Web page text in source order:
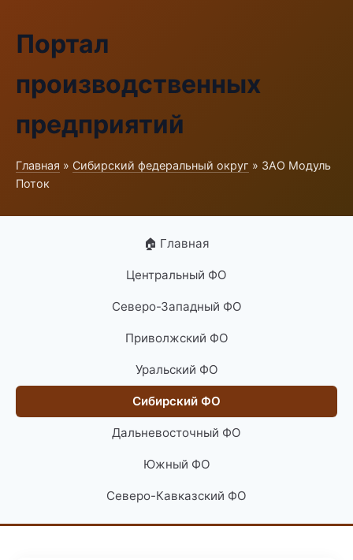
Портал
производственных
предприятий
Главная » Сибирский федеральный округ » ЗАО Модуль
Поток
🏠 Главная
Центральный ФО
Северо-Западный ФО
Приволжский ФО
Уральский ФО
Сибирский ФО
Дальневосточный ФО
Южный ФО
Северо-Кавказский ФО